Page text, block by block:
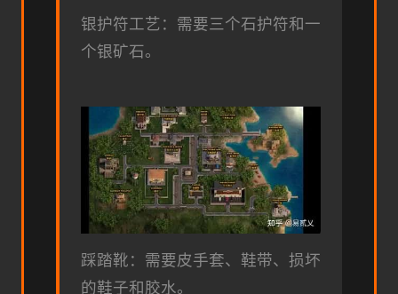
银护符工艺：需要三个石护符和一
个银矿石。
踩踏靴：需要皮手套、鞋带、损坏
的鞋子和胶水。